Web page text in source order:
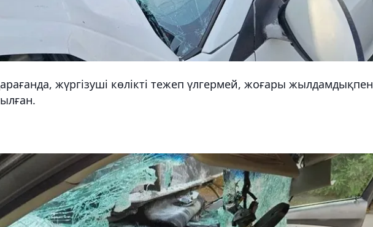
жүргізуші көлікті тежеп үлгермей, жоғары жылдамдықпен